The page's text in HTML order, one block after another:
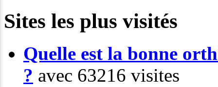
Sites les plus visités
Quelle est la bonne
? avec 63216 visites